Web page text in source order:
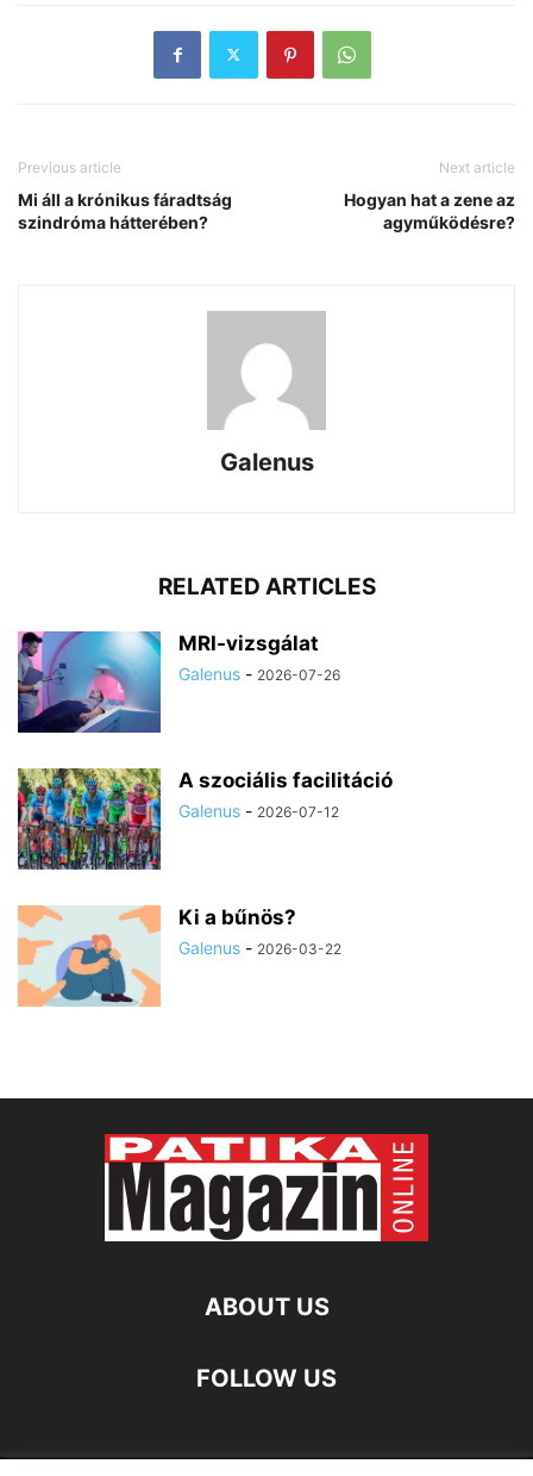
Previous article
Mi áll a krónikus fáradtság
szindróma hátterében?
Next article
Hogyan hat a zene az
agyműködésre?
Galenus
RELATED ARTICLES
MRI-vizsgálat
Galenus - 2026-07-26
A szociális facilitáció
Galenus - 2026-07-12
Ki a bűnös?
Galenus - 2026-03-22
ABOUT US
FOLLOW US